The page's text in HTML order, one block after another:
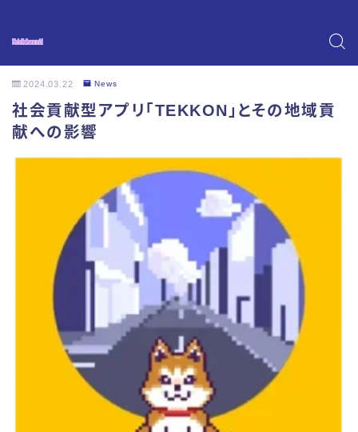
2024.03.22 News
社会貢献型アプリ「TEKKON」とその地域貢
献への影響